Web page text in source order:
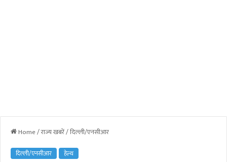
Home/राज्य खबरें/दिल्ली/एनसीआर
दिल्ली/एनसीआर हेल्थ